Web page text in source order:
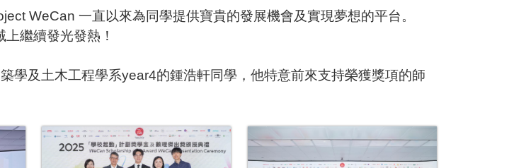
WeCan 一直以來為同學提供寶貴的發展機會及實現夢想的平台。
繼續發光發熱！
學及土木工程學系year4的鍾浩軒同學，他特意前來支持榮獲獎項的師